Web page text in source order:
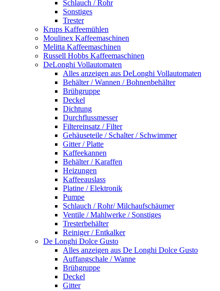
Schlauch / Rohr
Sonstiges
Trester
Krups Kaffeemühlen
Moulinex Kaffeemaschinen
Melitta Kaffeemaschinen
Russell Hobbs Kaffeemaschinen
DeLonghi Vollautomaten
Alles anzeigen aus DeLonghi Vollautomaten
Behälter / Wannen / Bohnenbehälter
Brühgruppe
Deckel
Dichtung
Durchflussmesser
Filtereinsatz / Filter
Gehäuseteile / Schalter / Schwimmer
Gitter / Platte
Kaffeekannen
Behälter / Karaffen
Heizungen
Kaffeeauslass
Platine / Elektronik
Pumpe
Schlauch / Rohr/ Milchaufschäumer
Ventile / Mahlwerke / Sonstiges
Tresterbehälter
Reiniger / Entkalker
De Longhi Dolce Gusto
Alles anzeigen aus De Longhi Dolce Gusto
Auffangschale / Wanne
Brühgruppe
Deckel
Gitter